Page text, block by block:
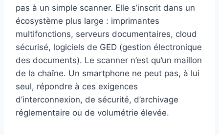
pas à un simple scanner. Elle s’inscrit dans un
écosystème plus large : imprimantes
multifonctions, serveurs documentaires, cloud
sécurisé, logiciels de GED (gestion électronique
des documents). Le scanner n’est qu’un maillon
de la chaîne. Un smartphone ne peut pas, à lui
seul, répondre à ces exigences
d’interconnexion, de sécurité, d’archivage
réglementaire ou de volumétrie élevée.